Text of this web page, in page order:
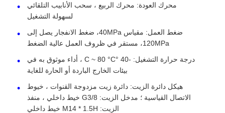
محرك العودة: محرك الربيع ، سحب الأنابيب التلقائي
لسهولة التشغيل
ضغط العمل: مقياس 40MPa، ضغط الانفجار يصل إلى
120MPa، مستقر في ظروف العمل عالية الضغط
درجة حرارة التشغيل: -40 °C ~ 80 °C ، أداء موثوق به في
بيئات الخارج الباردة أو الحارة للغاية
هيكل دائرة الزيت: دائرة زيت مزدوجة القنوات ، خيوط
الاتصال القياسية ؛ مدخل الزيت: G3/8 خيط داخلي ، منفذ
الزيت: M14 * 1.5H خيط داخلي